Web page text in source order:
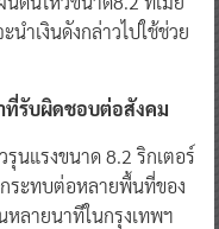
ำเงินดังกล่าวไปใช้ช่วย
ที่รับผิดชอบต่อสังคม
นแรงขนาด 8.2 ริกเตอร์
ระทบต่อหลายพื้นที่ของ
หลายนาทีในกรุงเทพฯ